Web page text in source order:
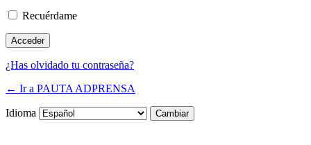
Recuérdame
¿Has olvidado tu contraseña?
← Ir a PAUTA ADPRENSA
Idioma